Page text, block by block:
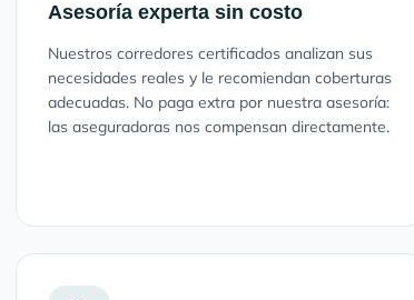
Asesoría experta sin costo
Nuestros corredores certificados analizan sus
necesidades reales y le recomiendan coberturas
adecuadas. No paga extra por nuestra asesoría:
las aseguradoras nos compensan directamente.